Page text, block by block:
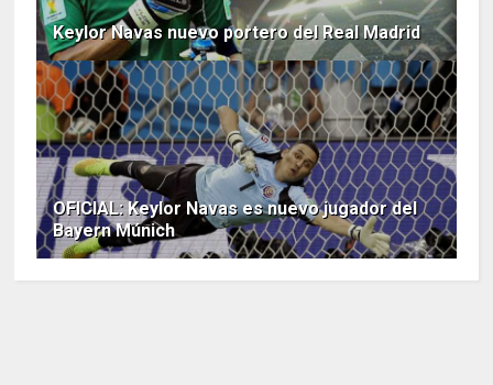
Keylor Navas nuevo portero del Real Madrid
OFICIAL: Keylor Navas es nuevo jugador del
Bayern Múnich